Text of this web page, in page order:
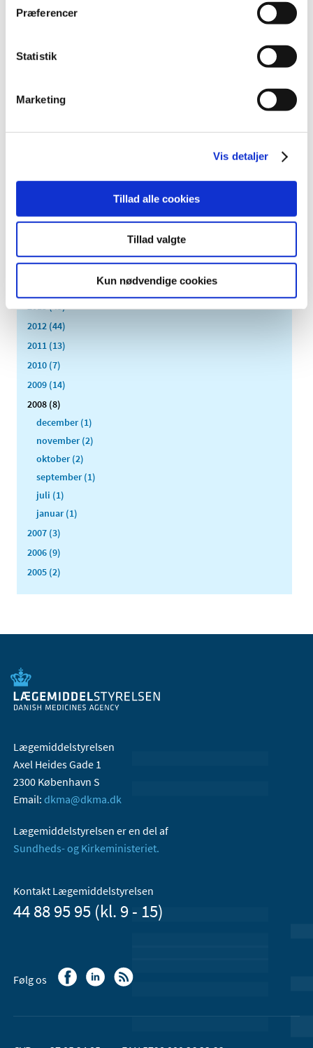
Præferencer
Statistik
Marketing
Vis detaljer
Tillad alle cookies
Tillad valgte
Kun nødvendige cookies
Alle (2506)
2026 (84)
2022 (197)
2015 (33)
2013 (49)
2012 (44)
2011 (13)
2010 (7)
2009 (14)
2008 (8)
december (1)
november (2)
oktober (2)
september (1)
juli (1)
januar (1)
2007 (3)
2006 (9)
2005 (2)
Lægemiddelstyrelsen
Axel Heides Gade 1
2300 København S
Email: dkma@dkma.dk
Lægemiddelstyrelsen er en del af
Sundheds- og Kirkeministeriet.
Kontakt Lægemiddelstyrelsen
44 88 95 95 (kl. 9 - 15)
Følg os